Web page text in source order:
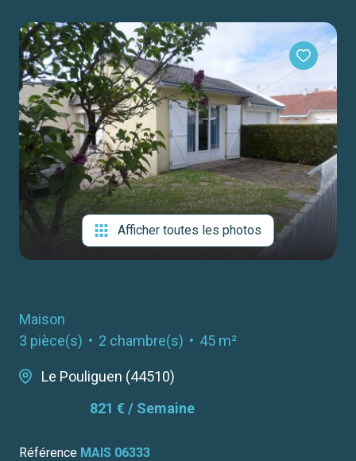
notre
agence
contact
Afficher toutes les photos
Maison
3 pièce(s)
2 chambre(s) 45 m²
Le Pouliguen (44510)
821 € / Semaine
Référence MAIS 06333